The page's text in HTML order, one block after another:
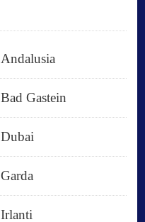
Andalusia
Bad Gastein
Dubai
Garda
Irlanti